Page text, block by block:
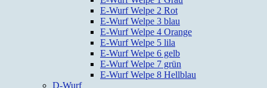
E-Wurf Welpe 2 Rot
E-Wurf Welpe 3 blau
E-Wurf Welpe 4 Orange
E-Wurf Welpe 5 lila
E-Wurf Welpe 6 gelb
E-Wurf Welpe 7 grün
E-Wurf Welpe 8 Hellblau
D-Wurf